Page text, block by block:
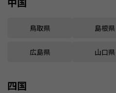
鳥取県 島根県
広島県 山口県
四国